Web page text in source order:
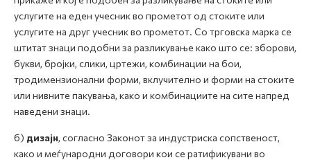
услугите на еден учесник во прометот од стоките или
услугите на друг учесник во прометот. Со трговска марка се
штитат знаци подобни за разликување како што се: зборови,
букви, бројки, слики, цртежи, комбинации на бои,
тродимензионални форми, вклучително и форми на стоките
или нивните пакувања, како и комбинациите на сите напред
наведени знаци.
б) дизајн, согласно Законот за индустриска сопственост,
како и меѓународни договори кои се ратификувани во